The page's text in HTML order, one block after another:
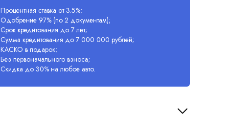
Процентная ставка от 3.5%;
Одобрение 97% (по 2 документам);
Срок кредитования до 7 лет;
Сумма кредитования до 7 000 000 рублей;
КАСКО в подарок;
Без первоначального взноса;
Скидка до 30% на любое авто.